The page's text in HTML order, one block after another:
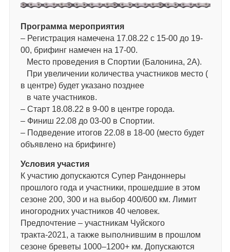
Программа мероприятия
– Регистрация намечена 17.08.22 с 15-00 до 19-
00, брифинг намечен на 17-00.
Место проведения в Спортии (Балонина, 2А).
При увеличении количества участников место (
в центре) будет указано позднее
в чате участников.
– Старт 18.08.22 в 9-00 в центре города.
– Финиш 22.08 до 03-00 в Спортии.
– Подведение итогов 22.08 в 18-00 (место будет
объявлено на брифинге)
Условия участия
К участию допускаются Супер Рандоннеры
прошлого года и участники, прошедшие в этом
сезоне 200, 300 и на выбор 400/600 км. Лимит
иногородних участников 40 человек.
Предпочтение – участникам Чуйского
тракта-2021, а также выполнившим в прошлом
сезоне бреветы 1000–1200+ км. Допускаются